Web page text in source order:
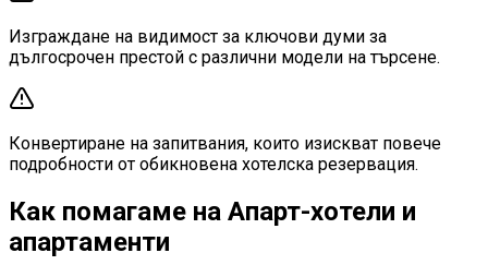
Изграждане на видимост за ключови думи за
дългосрочен престой с различни модели на търсене.
Конвертиране на запитвания, които изискват повече
подробности от обикновена хотелска резервация.
Как помагаме на Апарт-хотели и
апартаменти